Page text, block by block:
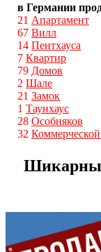
в Германии
21 Апартамент
67 Вилл
14 Пентхауса
7 Квартир
79 Домов
2 Шале
21 Замок
1 Таунхаус
28 Особняков
32